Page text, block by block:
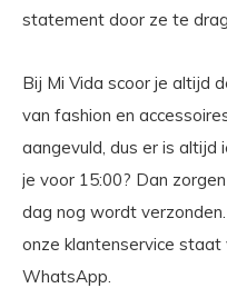
statement door ze te
Bij Mi Vida scoor je altijd
van fashion en
aangevuld, dus er is
je voor 15:00? Dan
dag nog wordt
onze klantenservice
WhatsApp.